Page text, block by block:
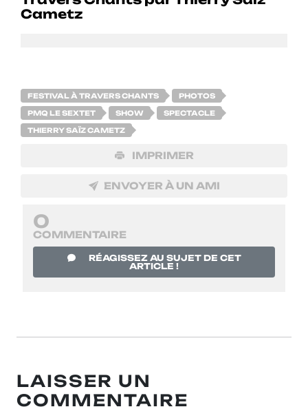
FESTIVAL À TRAVERS CHANTS PHOTOS
PMQ LE SEXTET SHOW SPECTACLE
THIERRY SAÏZ CAMETZ
IMPRIMER
ENVOYER À UN AMI
0
COMMENTAIRE
RÉAGISSEZ AU SUJET DE CET
ARTICLE !
LAISSER UN
COMMENTAIRE